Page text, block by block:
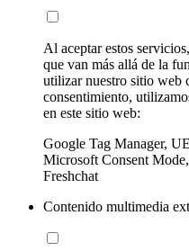
Al aceptar estos
que van más allá de la
utilizar nuestro sitio web
consentimiento,
en este sitio web:
Google Tag Manager,
Microsoft Consent
Freshchat
Contenido multimedia